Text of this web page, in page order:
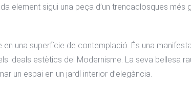
element sigui una peça d’un trencaclosques més
una superfície de contemplació. És una
ideals estètics del Modernisme. La seva bellesa
un espai en un jardí interior d’elegància.